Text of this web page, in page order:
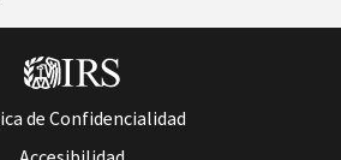
de Confidencialidad